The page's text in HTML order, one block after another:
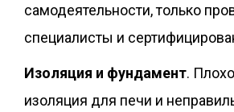
самодеятельности, только
специалисты и
Изоляция и фундамент.
изоляция для печи и